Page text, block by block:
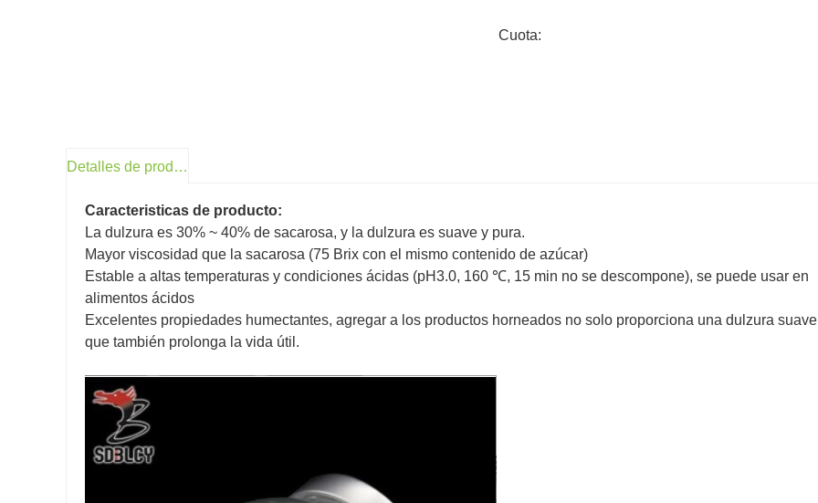
Cuota:
Detalles de producto
Caracteristicas de producto:
La dulzura es 30% ~ 40% de sacarosa, y la dulzura es suave y pura.
Mayor viscosidad que la sacarosa (75 Brix con el mismo contenido de azúcar)
Estable a altas temperaturas y condiciones ácidas (pH3.0, 160 ℃, 15 min no se descompone), se puede usar en
alimentos ácidos
Excelentes propiedades humectantes, agregar a los productos horneados no solo proporciona una dulzura
que también prolonga la vida útil.